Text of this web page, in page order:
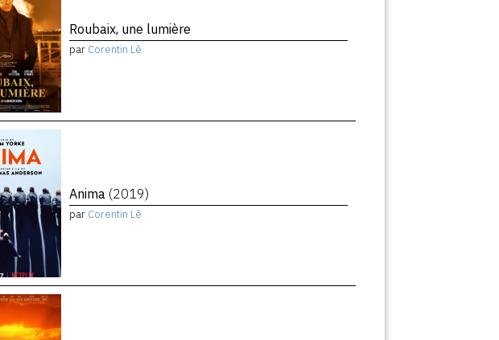
Roubaix, une lumière
par Corentin Lê
Anima (2019)
par Corentin Lê